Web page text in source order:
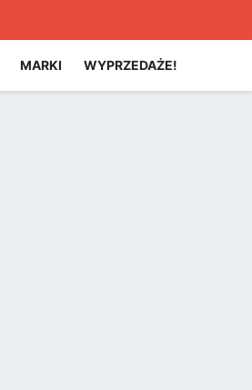
MARKI WYPRZEDAŻE!